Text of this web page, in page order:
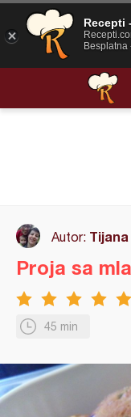
Autor: Tijana
45 min
Proja sa
Recepti
Besplatna